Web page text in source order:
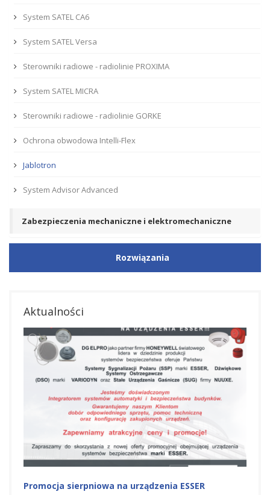
System SATEL CA6
System SATEL Versa
Sterowniki radiowe - radiolinie PROXIMA
System SATEL MICRA
Sterowniki radiowe - radiolinie GORKE
Ochrona obwodowa Intelli-Flex
Jablotron
System Advisor Advanced
Zabezpieczenia mechaniczne i elektromechaniczne
Rozwiązania
Aktualności
Promocja na urządzenia ESSER